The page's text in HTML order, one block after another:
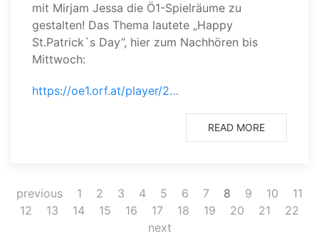
mit Mirjam Jessa die Ö1-Spielräume zu
gestalten! Das Thema lautete „Happy
St.Patrick`s Day”, hier zum Nachhören bis
Mittwoch:
https://oe1.orf.at/player/2…
READ MORE
previous 1 2 3 4 5 6 7 8 9 10
11
12
13 14 15 16 17 18 19 20 21
22
next